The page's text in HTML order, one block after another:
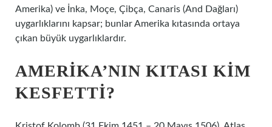
Amerika) ve İnka, Moçe, Çibça, Canaris (And Dağları)
uygarlıklarını kapsar; bunlar Amerika kıtasında ortaya
çıkan büyük uygarlıklardır.
AMERIKA’NIN KITASI KIM
KESFETTI?